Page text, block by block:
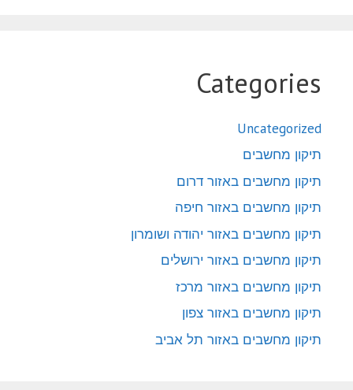
Categories
Uncategorized
תיקון מחשבים
תיקון מחשבים באזור דרום
תיקון מחשבים באזור חיפה
תיקון מחשבים באזור יהודה ושומרון
תיקון מחשבים באזור ירושלים
תיקון מחשבים באזור מרכז
תיקון מחשבים באזור צפון
תיקון מחשבים באזור תל אביב